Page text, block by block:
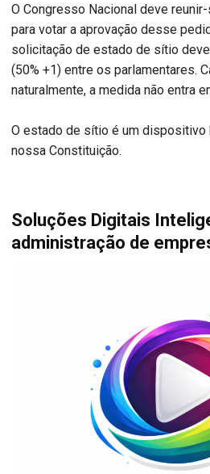
O Congresso Nacional deve
para votar a aprovação desse
solicitação de estado de sítio
(50% +1) entre os parlamentares.
naturalmente, a medida não entra
O estado de sítio é um
nossa Constituição.
Soluções Digitais
administração de